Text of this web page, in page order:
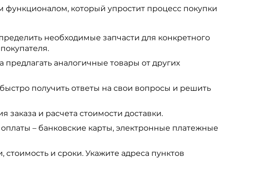
который упростит процесс покупки
необходимые запчасти для конкретного
предлагать аналогичные товары от других
получить ответы на свои вопросы и решить
и расчета стоимости доставки.
– банковские карты, электронные платежные
и сроки. Укажите адреса пунктов